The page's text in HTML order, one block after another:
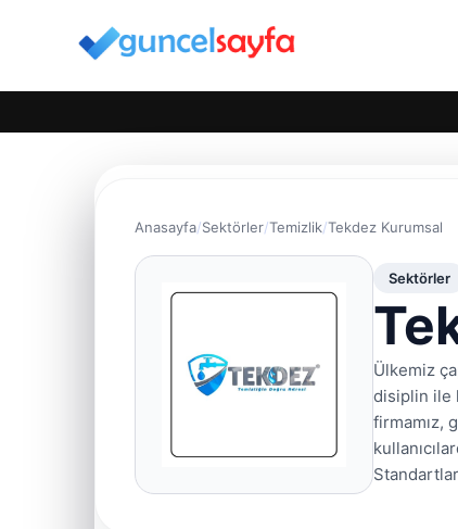
Anasayfa Sektörler Temizlik Tekdez Kurumsal
Sektörler
Ülkemiz
disiplin ile
firmamız,